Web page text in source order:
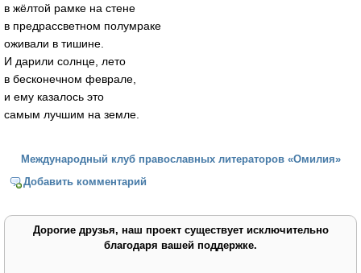
в жёлтой рамке на стене
в предрассветном полумраке
оживали в тишине.
И дарили солнце, лето
в бесконечном феврале,
и ему казалось это
самым лучшим на земле.
Международный клуб православных литераторов «Омилия»
Добавить комментарий
Дорогие друзья, наш проект существует исключительно
благодаря вашей поддержке.